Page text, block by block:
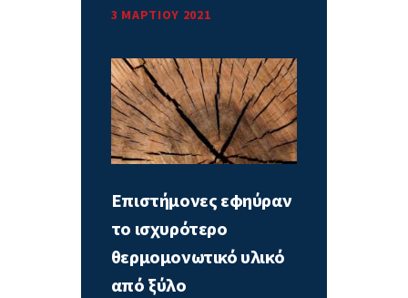
3 ΜΑΡΤΊΟΥ 2021
Επιστήμονες εφηύραν
το ισχυρότερο
θερμομονωτικό υλικό
από ξύλο